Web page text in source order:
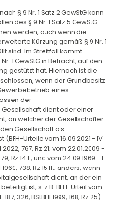
§ 9 Nr. 1 Satz 2 GewStG kann
des § 9 Nr. 1 Satz 5 GewStG
werden, auch wenn die
Kürzung gemäß § 9 Nr. 1
sind. Im Streitfall kommt
1 GewStG in Betracht, auf den
gestützt hat. Hiernach ist die
wenn der Grundbesitz
eines
der
dient oder einer
an welcher der Gesellschafter
Gesellschaft als
Urteile vom 16.09.2021 - IV
2022, 767, Rz 21; vom 22.01.2009 -
Rz 14 f., und vom 24.09.1969 - I
1969, 738, Rz 15 ff.; anders, wenn
dient, an der ein
ist, s. z.B. BFH-Urteil vom
187, 326, BStBl II 1999, 168, Rz 25).